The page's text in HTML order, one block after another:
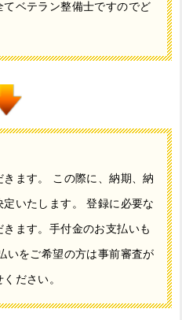
ベテラン整備士ですのでど
ます。 この際に、納期、納
いたします。 登録に必要な
ます。手付金のお支払いも
いをご希望の方は事前審査が
ださい。